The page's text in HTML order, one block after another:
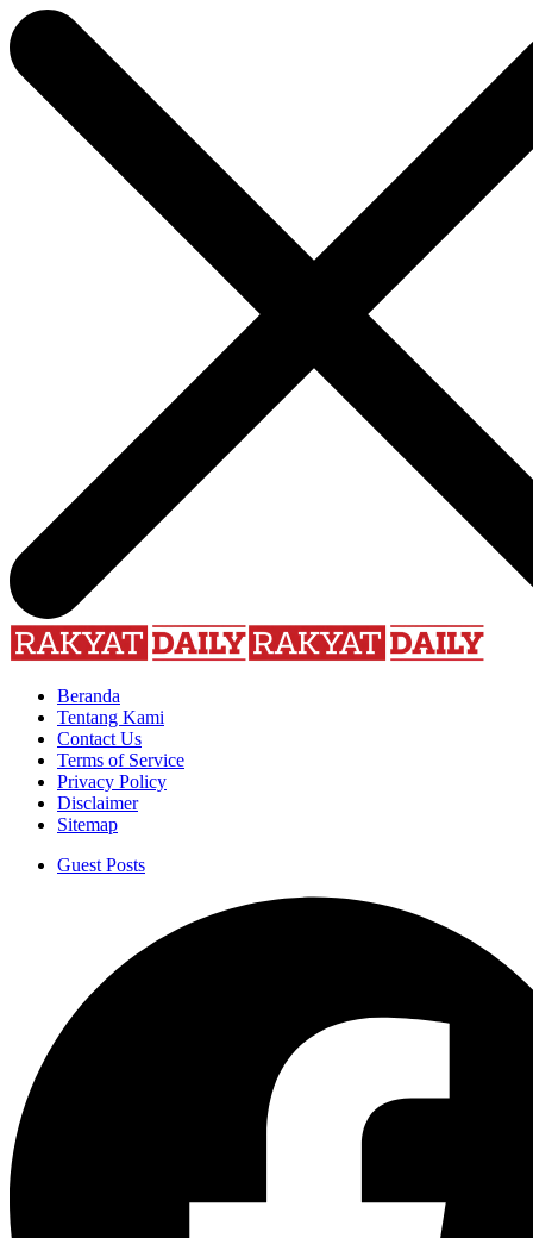
Beranda
Tentang Kami
Contact Us
Terms of Service
Privacy Policy
Disclaimer
Sitemap
Guest Posts